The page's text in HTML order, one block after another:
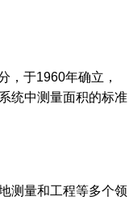
，于1960年确立，
统中测量面积的标准
测量和工程等多个领